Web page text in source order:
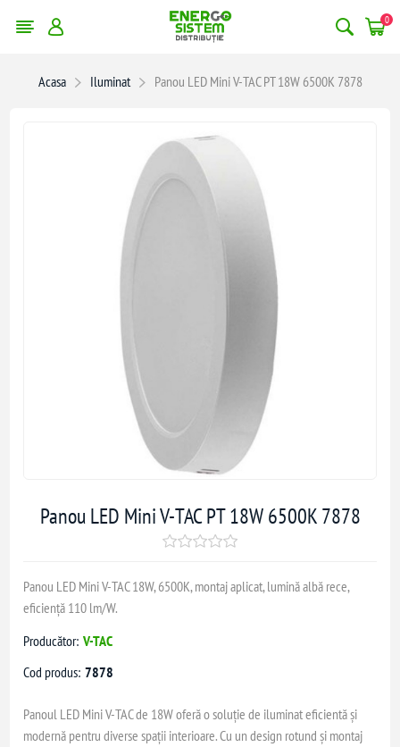
0
Acasa Iluminat Panou LED Mini V-TAC PT 18W 6500K 7878
Panou LED Mini V-TAC PT 18W 6500K 7878
Panou LED Mini V-TAC 18W, 6500K, montaj aplicat, lumină albă rece,
eficiență 110 lm/W.
Producător: V-TAC
Cod produs: 7878
Panoul LED Mini V-TAC de 18W oferă o soluție de iluminat eficientă și
modernă pentru diverse spații interioare. Cu un design rotund și montaj